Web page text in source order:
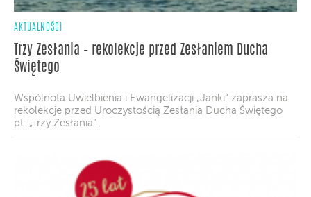
AKTUALNOŚCI
Trzy Zesłania – rekolekcje przed Zesłaniem Ducha
Świętego
Wspólnota Uwielbienia i Ewangelizacji „Janki" zaprasza na
rekolekcje przed Uroczystością Zesłania Ducha Świętego
pt. „Trzy Zesłania".